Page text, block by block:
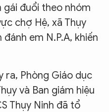
đuổi theo nhóm
chợ Hệ, xã Thụy
em N.P.A, khiến
ra, Phòng Giáo dục
và Ban giám hiệu
Thụy Ninh đã tổ